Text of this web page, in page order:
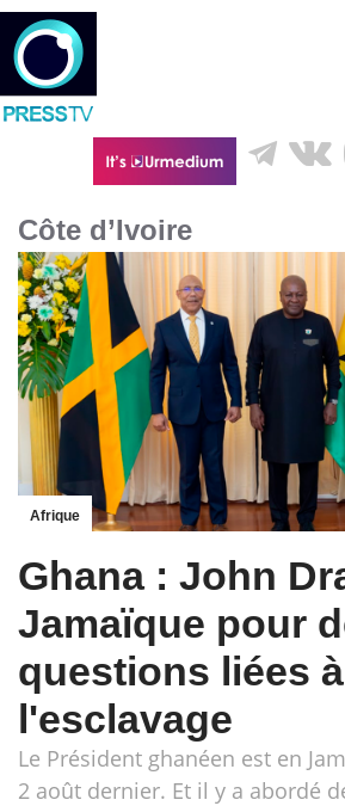
Côte d’Ivoire
Afrique
Ghana : John
Jamaïque pour
questions liées à
l'esclavage
Le Président ghanéen est en
2 août dernier. Et il y a abordé